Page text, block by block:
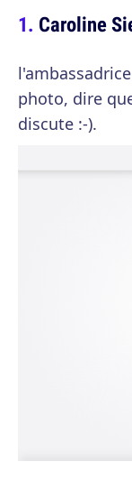
Caroline
photo, dire
discute :-).